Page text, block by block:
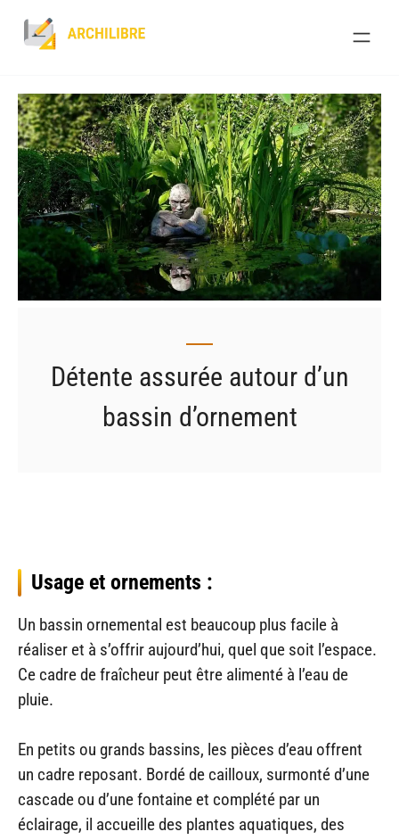
Détente assurée autour d’un
bassin d’ornement
Usage et ornements :
Un bassin ornemental est beaucoup plus facile à
réaliser et à s’offrir aujourd’hui, quel que soit l’espace.
Ce cadre de fraîcheur peut être alimenté à l’eau de
pluie.
En petits ou grands bassins, les pièces d’eau offrent
un cadre reposant. Bordé de cailloux, surmonté d’une
cascade ou d’une fontaine et complété par un
éclairage, il accueille des plantes aquatiques, des